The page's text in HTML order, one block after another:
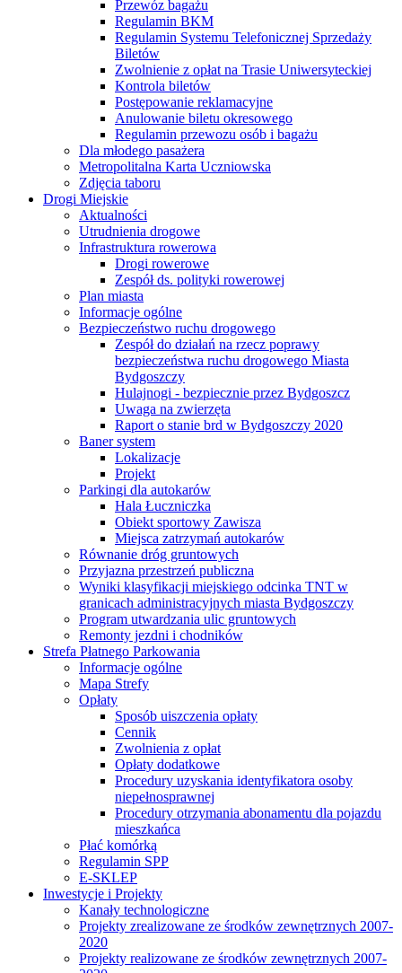
Przewóz bagażu
Regulamin BKM
Regulamin Systemu Telefonicznej Sprzedaży
Biletów
Zwolnienie z opłat na Trasie Uniwersyteckiej
Kontrola biletów
Postępowanie reklamacyjne
Anulowanie biletu okresowego
Regulamin przewozu osób i bagażu
Dla młodego pasażera
Metropolitalna Karta Uczniowska
Zdjęcia taboru
Drogi Miejskie
Aktualności
Utrudnienia drogowe
Infrastruktura rowerowa
Drogi rowerowe
Zespół ds. polityki rowerowej
Plan miasta
Informacje ogólne
Bezpieczeństwo ruchu drogowego
Zespół do działań na rzecz poprawy
bezpieczeństwa ruchu drogowego Miasta
Bydgoszczy
Hulajnogi - bezpiecznie przez Bydgoszcz
Uwaga na zwierzęta
Raport o stanie brd w Bydgoszczy 2020
Baner system
Lokalizacje
Projekt
Parkingi dla autokarów
Hala Łuczniczka
Obiekt sportowy Zawisza
Miejsca zatrzymań autokarów
Równanie dróg gruntowych
Przyjazna przestrzeń publiczna
Wyniki klasyfikacji miejskiego odcinka TNT w
granicach administracyjnych miasta Bydgoszczy
Program utwardzania ulic gruntowych
Remonty jezdni i chodników
Strefa Płatnego Parkowania
Informacje ogólne
Mapa Strefy
Opłaty
Sposób uiszczenia opłaty
Cennik
Zwolnienia z opłat
Opłaty dodatkowe
Procedury uzyskania identyfikatora osoby
niepełnosprawnej
Procedury otrzymania abonamentu dla pojazdu
mieszkańca
Płać komórką
Regulamin SPP
E-SKLEP
Inwestycje i Projekty
Kanały technologiczne
Projekty zrealizowane ze środków zewnętrznych 2007-
2020
Projekty realizowane ze środków zewnętrznych 2007-